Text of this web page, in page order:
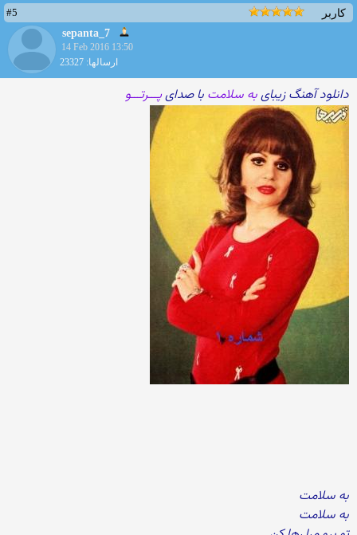
کاربر
#5
sepanta_7
14 Feb 2016 13:50
ارسالها: 23327
دانلود آهنگ زیبایبه سلامت با صدایپـــرتـــو
به سلامت
به سلامت